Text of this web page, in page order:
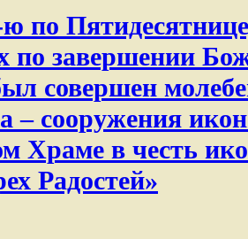
по
по завершении
совершен
– сооружения
Храме в честь
Радостей»